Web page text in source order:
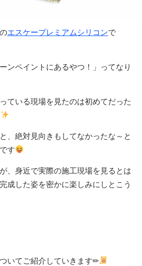
エスケープレミアムシリコンで
ンペイントにあるやつ！」ってなり
ている現場を見たのは初めてだった
、絶対見向きもしてなかったな～と
す
、身近で実際の施工現場を見るとは
成した姿を密かに楽しみにしとこう
いてご紹介していきます✏